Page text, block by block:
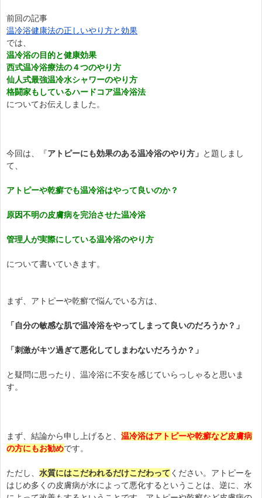
前回の記事
温冷浴健康法の正しいやり方と効果
では、
温冷浴の目的と健康効果
西式温冷浴療法の４つのやり方
仙人式最強温冷水シャワーのやり方
格闘家もしているハードコア温冷浴法
についてお伝えしました。
今回は、『アトピーにも効果のある温冷浴のやり方」 と題しまし
て、
アトピーや乾癬でも温冷浴はやって良いのか？
原因不明の皮膚病を完治させた温冷浴
管理人が実際にしている温冷浴のやり方
について書いていきます。
まず、アトピーや乾癬で悩んでいる方は、
「自分の敏感な肌で温冷浴をやってしまって良いのだろうか？」
「刺激がキツ過ぎて悪化してしまわないだろうか？」
と疑問に思ったり、温冷浴に不安を感じていらっしゃると思いま
す。
まず、結論から申し上げると、 温冷浴はアトピーや乾癬など皮膚病
の方にもお勧めです。
ただし、 水質にはこだわれるだけこだわって ください。アトピーを
はじめ多くの皮膚病が水によって悪化するということは、逆に、水